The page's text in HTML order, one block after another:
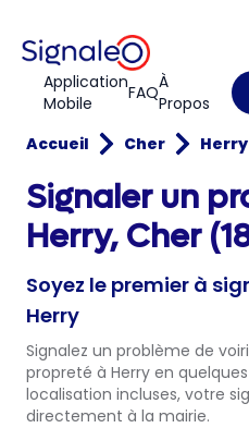
Application
Mobile
FAQÀ
Propos
Accueil Cher Herry
Signaler un
Herry, Cher
Soyez le premier à
Herry
Signalez un problème de
propreté à Herry en
localisation incluses, votre
directement à la mairie.